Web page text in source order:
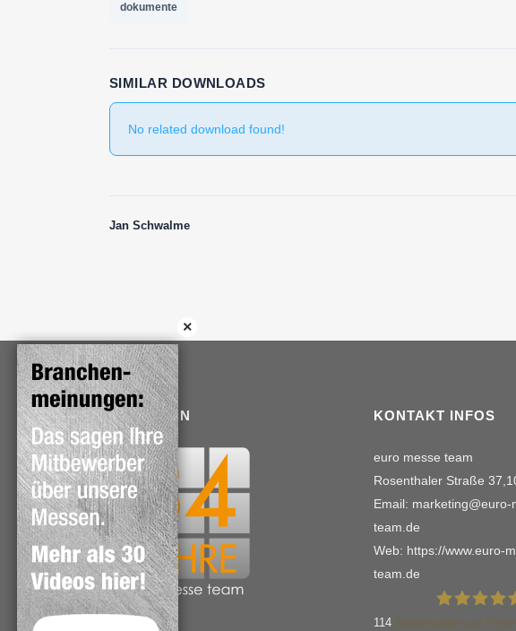
dokumente
SIMILAR DOWNLOADS
No related download found!
Jan Schwalme
TRADITION KONTAKT INFOS
euro messe team
Rosenthaler Straße
Email: marketing@euro-
team.de
Web: https://www.euro-
team.de
114 Bewertungen auf